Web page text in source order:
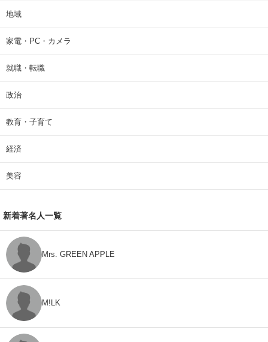
地域
家電・PC・カメラ
就職・転職
政治
教育・子育て
経済
美容
新着著名人一覧
Mrs. GREEN APPLE
M!LK